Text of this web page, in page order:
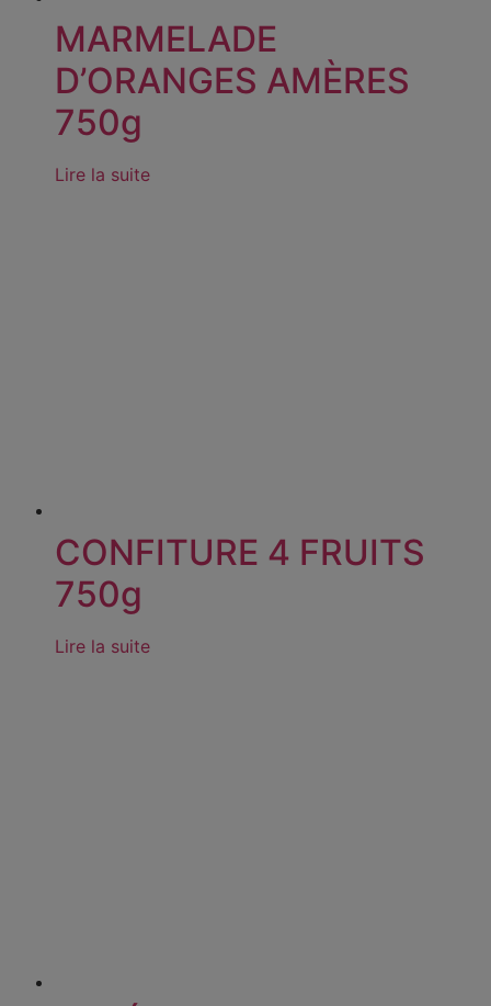
MARMELADE
D’ORANGES AMÈRES
750g
Lire la suite
CONFITURE 4 FRUITS
750g
Lire la suite